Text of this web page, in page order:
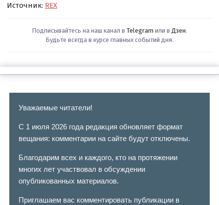
Источник: REX
Подписывайтесь на наш канал в Telegram или в Дзен.
Будьте всегда в курсе главных событий дня.
Уважаемые читатели!
С 1 июля 2026 года редакция обновляет формат
вещания: комментарии на сайте будут отключены.
Благодарим всех и каждого, кто на протяжении
многих лет участвовал в обсуждении
опубликованных материалов.
Приглашаем вас комментировать публикации в